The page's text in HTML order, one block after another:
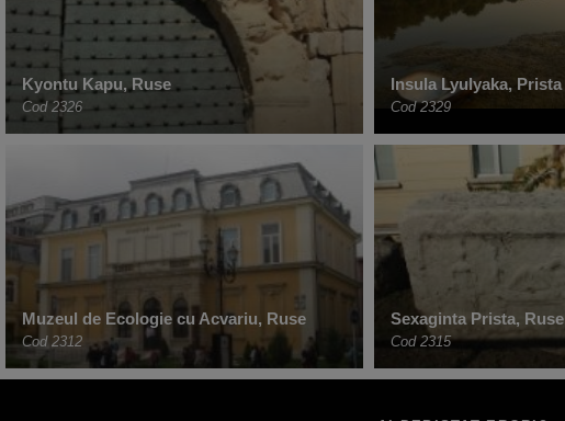
Kyontu Kapu, Ruse
Cod 2326
Insula Lyulyaka, Prista
Cod 2329
Muzeul de Ecologie cu Acvariu, Ruse
Cod 2312
Sexaginta Prista, Ruse
Cod 2315